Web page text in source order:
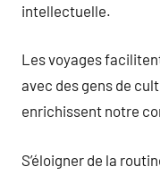
intellectuelle.
Les voyages
avec des gens de
enrichissent notre
S’éloigner de la